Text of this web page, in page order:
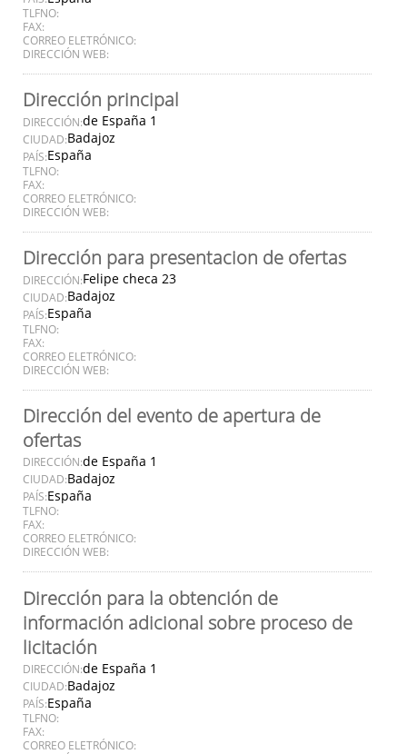
TLFNO:
FAX:
CORREO ELETRÓNICO:
DIRECCIÓN WEB:
Dirección principal
DIRECCIÓN:de España 1
CIUDAD:Badajoz
PAÍS:España
TLFNO:
FAX:
CORREO ELETRÓNICO:
DIRECCIÓN WEB:
Dirección para presentacion de ofertas
DIRECCIÓN:Felipe checa 23
CIUDAD:Badajoz
PAÍS:España
TLFNO:
FAX:
CORREO ELETRÓNICO:
DIRECCIÓN WEB:
Dirección del evento de apertura de
ofertas
DIRECCIÓN:de España 1
CIUDAD:Badajoz
PAÍS:España
TLFNO:
FAX:
CORREO ELETRÓNICO:
DIRECCIÓN WEB:
Dirección para la obtención de
información adicional sobre proceso de
licitación
DIRECCIÓN:de España 1
CIUDAD:Badajoz
PAÍS:España
TLFNO:
FAX:
CORREO ELETRÓNICO: